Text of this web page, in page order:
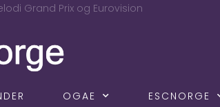
Grand Prix og Eurovision
OGAE ESCNORGE